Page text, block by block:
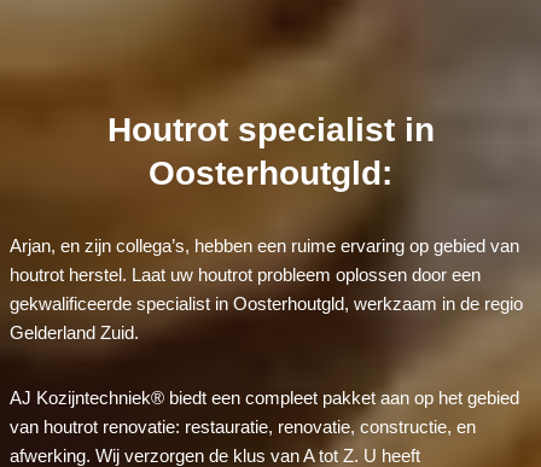
Houtrot specialist in
Oosterhoutgld:
Arjan, en zijn collega’s, hebben een ruime ervaring op gebied van
houtrot herstel. Laat uw houtrot probleem oplossen door een
gekwalificeerde specialist in Oosterhoutgld, werkzaam in de regio
Gelderland Zuid.
AJ Kozijntechniek® biedt een compleet pakket aan op het gebied
van houtrot renovatie: restauratie, renovatie, constructie, en
afwerking. Wij verzorgen de klus van A tot Z. U heeft